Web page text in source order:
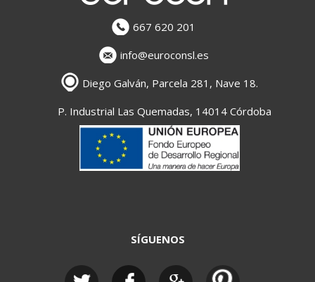
667 620 201
info@euroconsl.es
Diego Galván, Parcela 281, Nave 18.
P. Industrial Las Quemadas, 14014 Córdoba
SÍGUENOS